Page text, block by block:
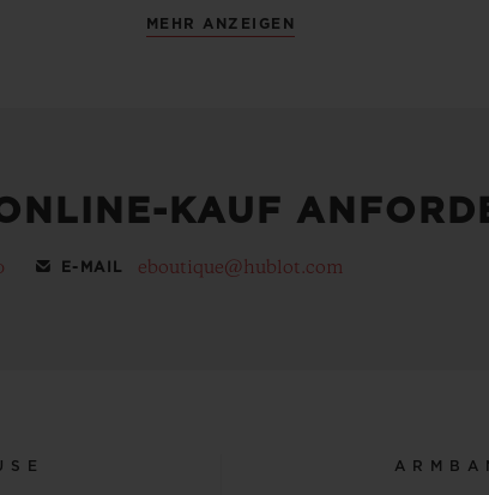
MEHR ANZEIGEN
KAUF
E-MAIL eboutique@hublot.com